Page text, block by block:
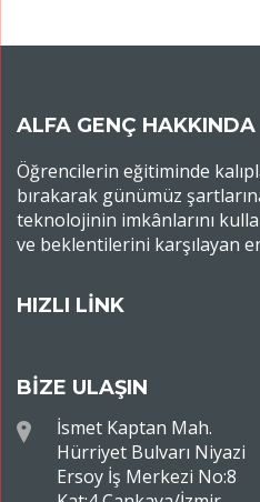
ALFA GENÇ HAKKINDA
Öğrencilerin eğitiminde
bırakarak günümüz
teknolojinin imkânlarını
ve beklentilerini karşılayan
HIZLI LİNK
BİZE ULAŞIN
İsmet Kaptan Mah.
Hürriyet Bulvarı Niyazi
Ersoy İş Merkezi No:8